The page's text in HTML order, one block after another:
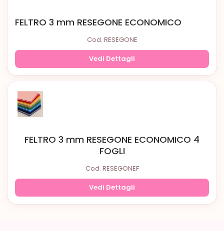
FELTRO 3 mm RESEGONE ECONOMICO
Cod. RESEGONE
Vedi Dettagli
FELTRO 3 mm RESEGONE ECONOMICO 4
FOGLI
Cod. RESEGONEF
Vedi Dettagli